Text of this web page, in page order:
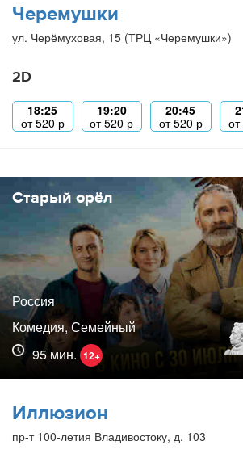
Черемушки
ул. Черёмуховая, 15 (ТРЦ «Черемушки»)
2D
18:25
от520 р
19:20
от520 р
20:45
от520 р
от
Старый орёл
Россия
Комедия, Семейный
95 мин. 12+
Иллюзион
пр-т 100-летия Владивостоку, д. 103